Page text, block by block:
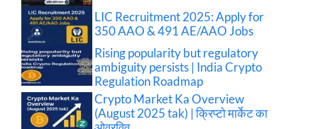
LIC Recruitment 2025: Apply for
350 AAO & 491 AE/AAO Jobs
Rising popularity but regulatory
ambiguity persists | India Crypto
Regulation Roadmap
Crypto Market Ka Overview
(August 2025 tak) | क्रिप्टो मार्केट का